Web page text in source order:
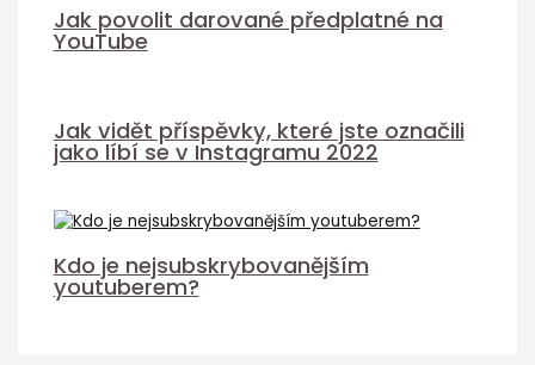
Jak povolit darované předplatné na
YouTube
Jak vidět příspěvky, které jste označili
jako líbí se v Instagramu 2022
Kdo je nejsubskrybovanějším
youtuberem?